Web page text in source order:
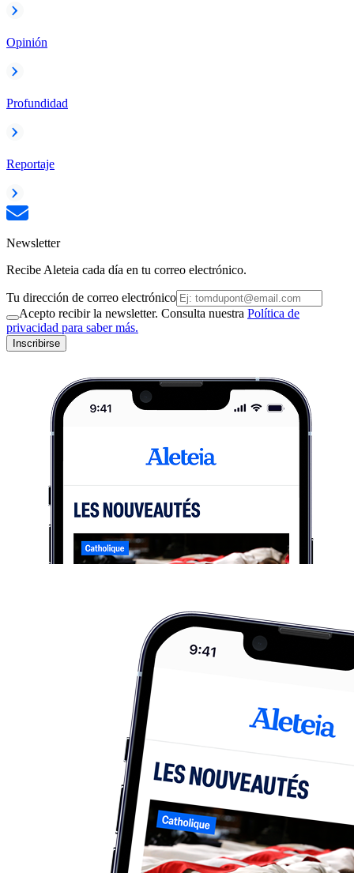
Opinión
Profundidad
Reportaje
Newsletter
Recibe Aleteia cada día en tu correo electrónico.
Tu dirección de correo electrónico
Acepto recibir la newsletter. Consulta nuestra Política de
privacidad para saber más.
Inscribirse